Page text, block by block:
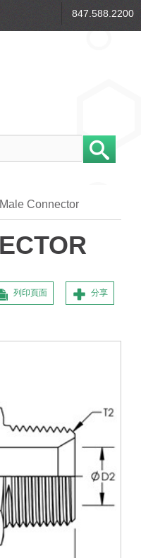
847.588.2200
Male Connector
分享
列印頁面